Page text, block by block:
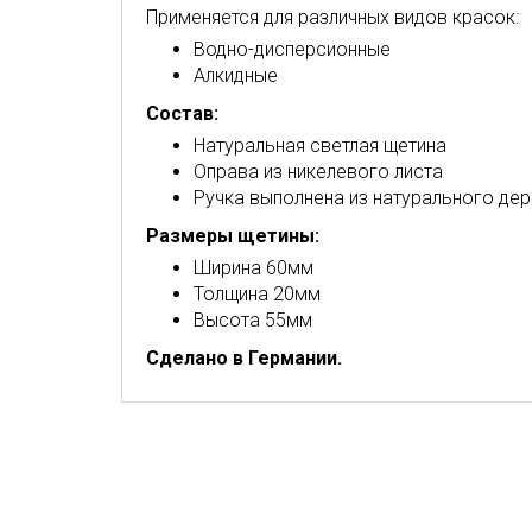
Применяется для различных видов красок:
Водно-дисперсионные
Алкидные
Состав:
Натуральная светлая щетина
Оправа из никелевого листа
Ручка выполнена из натурального
Размеры щетины:
Ширина 60мм
Толщина 20мм
Высота 55мм
Сделано в Германии.